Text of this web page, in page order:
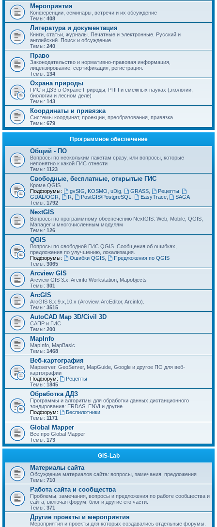
Мероприятия
Конференции, семинары, встречи и их обсуждение
Темы: 408
Литература и документация
Книги, статьи, журналы. Печатные и электронные. Русский и
английский. Поиск и обсуждение.
Темы: 240
Право
Законодательство и нормативно-правовая информация,
лицензирование, сертификация, регистрация.
Темы: 134
Охрана природы
ГИС и ДЗЗ в Охране Природы, РПП и смежных науках (экологии,
биологии и лесном деле)
Темы: 143
Координаты и привязка
Системы координат, проекции, преобразования, привязка
Темы: 679
Программное обеспечение
Общий - ПО
Вопросы по нескольким пакетам сразу, или вопросы, которые
непонятно к какой ГИС отнести
Темы: 1123
Свободные, бесплатные, открытые ГИС
Кроме QGIS
Подфорумы:
gvSIG, KOSMO, uDig, GRASS, Рецепты,
GDAL/OGR
R PostGIS/PostgreSQL EasyTrace,
SAGA
Темы: 1792
NextGIS
Вопросы по программному обеспечению NextGIS: Web, Mobile, QGIS,
Manager и многочисленным модулям
Темы: 126
QGIS
Вопросы по свободной ГИС QGIS. Сообщения об ошибках,
предложения по улучшению, локализация.
Подфорумы:
Ошибки QGIS,
Предложения по QGIS
Темы: 3065
Arcview GIS
Arcview GIS 3.x, Arcinfo Workstation, Mapobjects
Темы: 301
ArcGIS
ArcGIS 8.x,9.x,10.x (Arcview, ArcEditor, Arcinfo).
Темы: 3515
AutoCAD Map 3D/Civil 3D
САПР и ГИС
Темы: 200
MapInfo
MapInfo, MapBasic
Темы: 1468
Веб-картография
Mapserver, GeoServer, MapGuide, Google и другое ПО для веб-
картографии
Подфорум:
Рецепты
Темы: 1845
Обработка ДДЗ
Программы и алгоритмы для обработки данных дистанционного
зондирования: ERDAS, ENVI и другие.
Подфорум:
Беспилотники
Темы: 1171
Global Mapper
Все про Global Mapper
Темы: 173
GIS-Lab
Материалы сайта
Обсуждение материалов сайта: вопросы, замечания, предложения
Темы: 710
Работа сайта и сообщества
Проблемы, замечания, вопросы и предложения по работе сообщества и
сайта, включая форум, блог и другие его части.
Темы: 371
Другие проекты и мероприятия
Мероприятия и проекты для которых создавались отдельные форумы.